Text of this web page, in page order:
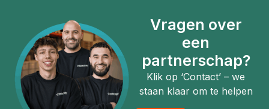
Vragen over
een
partnerschap?
Klik op ‘Contact’ – we
staan klaar om te helpen